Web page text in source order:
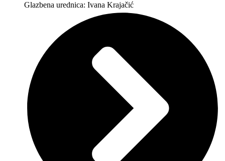
Glazbena urednica: Ivana Krajačić